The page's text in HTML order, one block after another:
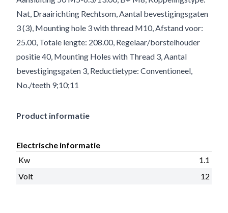
Nat, Draairichting Rechtsom, Aantal bevestigingsgaten
3 (3), Mounting hole 3 with thread M10, Afstand voor:
25.00, Totale lengte: 208.00, Regelaar/borstelhouder
positie 40, Mounting Holes with Thread 3, Aantal
bevestigingsgaten 3, Reductietype: Conventioneel,
No./teeth 9;10;11
Product informatie
Electrische informatie
Kw
1.1
Volt
12